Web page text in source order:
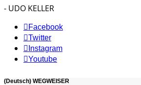
- UDO KELLER
Facebook
Twitter
Instagram
Youtube
(Deutsch) WEGWEISER